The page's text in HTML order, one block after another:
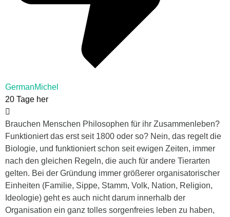
GermanMichel
20 Tage her
Brauchen Menschen Philosophen für ihr Zusammenleben?
Funktioniert das erst seit 1800 oder so? Nein, das regelt die
Biologie, und funktioniert schon seit ewigen Zeiten, immer
nach den gleichen Regeln, die auch für andere Tierarten
gelten. Bei der Gründung immer größerer organisatorischer
Einheiten (Familie, Sippe, Stamm, Volk, Nation, Religion,
Ideologie) geht es auch nicht darum innerhalb der
Organisation ein ganz tolles sorgenfreies leben zu haben,